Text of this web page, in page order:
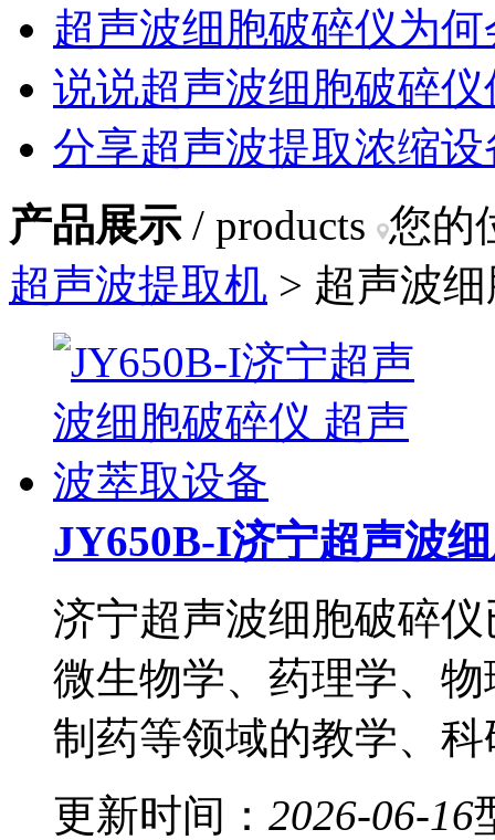
超声波细胞破碎仪为
说说超声波细胞破碎
分享超声波提取浓缩
产品展示 / products 您的
超声波提取机 > 超声波
JY650B-I济宁超声波
济宁超声波细胞破碎
微生物学、药理学、
制药等领域的教学、
更新时间： 2026-06-16